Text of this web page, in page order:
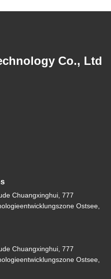
Co., Ltd
Chuangxinghui, 777
Ostsee,
Chuangxinghui, 777
Ostsee,